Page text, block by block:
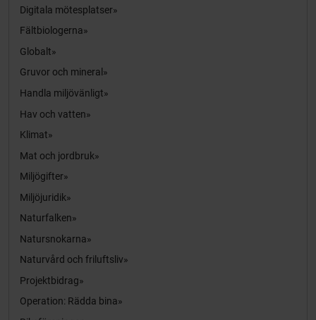
Digitala mötesplatser
Fältbiologerna
Globalt
Gruvor och mineral
Handla miljövänligt
Hav och vatten
Klimat
Mat och jordbruk
Miljögifter
Miljöjuridik
Naturfalken
Natursnokarna
Naturvård och friluftsliv
Projektbidrag
Operation: Rädda bina